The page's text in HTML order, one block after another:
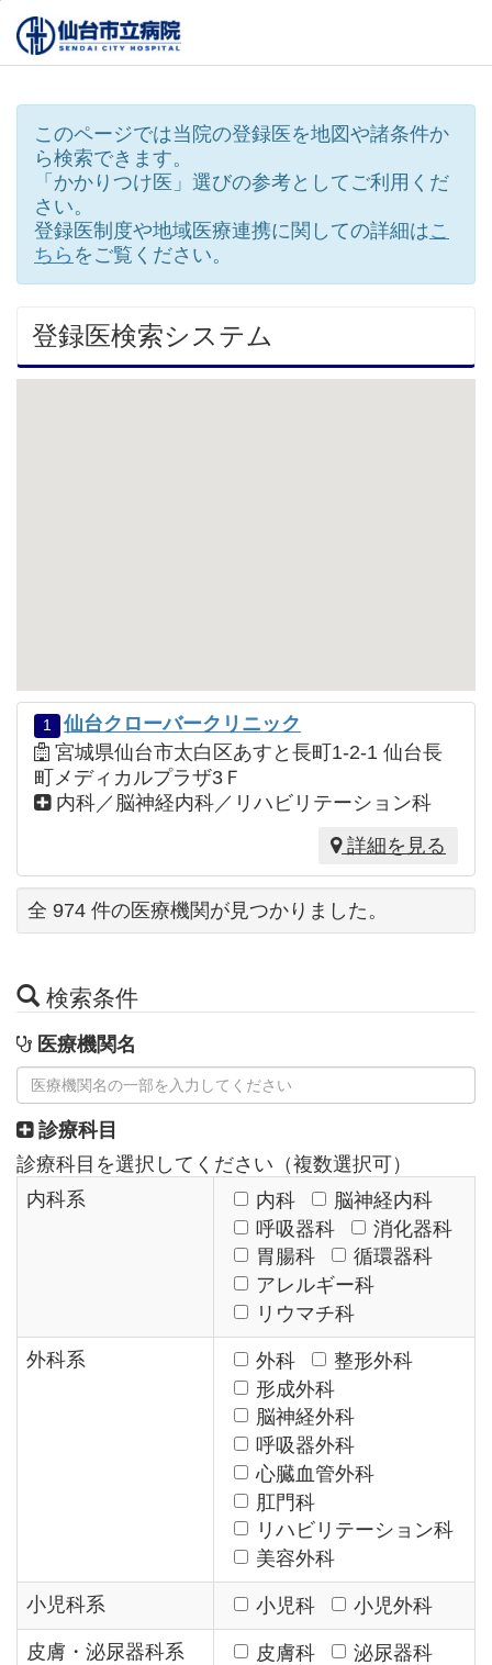
このページでは当院の登録医を地図や諸条件か
ら検索できます。
「かかりつけ医」選びの参考としてご利用くだ
さい。
登録医制度や地域医療連携に関しての詳細はこ
ちら をご覧ください。
登録医検索システム
1
仙台クローバークリニック
宮城県仙台市太白区あすと長町1-2-1 仙台長
町メディカルプラザ3Ｆ
内科／脳神経内科／リハビリテーション科
詳細を見る
全 974 件の医療機関が見つかりました。
検索条件
医療機関名
診療科目
診療科目を選択してください（複数選択可）
内科系
内科
脳神経内科
呼吸器科
消化器科
胃腸科
循環器科
アレルギー科
リウマチ科
外科系 外科
整形外科
形成外科
脳神経外科
呼吸器外科
心臓血管外科
肛門科
リハビリテーション科
美容外科
小児科系 小児科 小児外科
皮膚・泌尿器科系 皮膚科
泌尿器科